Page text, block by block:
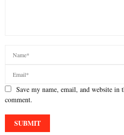
Save my name, email, and website
comment.